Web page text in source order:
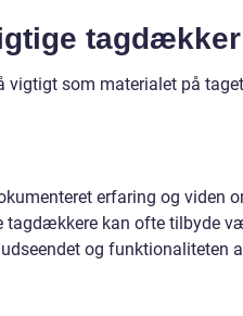
tagdækker
som materialet på
erfaring og viden
tagdækkere kan ofte tilbyde
og funktionaliteten